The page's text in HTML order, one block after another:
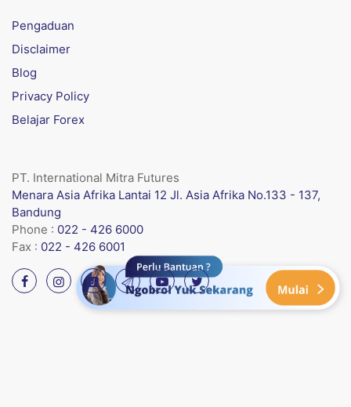
Pengaduan
Disclaimer
Blog
Privacy Policy
Belajar Forex
PT. International Mitra Futures
Menara Asia Afrika Lantai 12 Jl. Asia Afrika No.133 - 137,
Bandung
Phone : 022 - 426 6000
Fax : 022 - 426 6001